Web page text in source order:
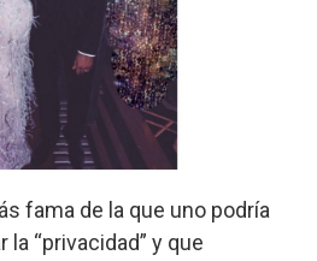
fama de la que uno podría
la “privacidad” y que